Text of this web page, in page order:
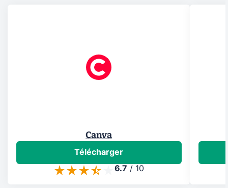
Canva
Télécharger
6.7 / 10